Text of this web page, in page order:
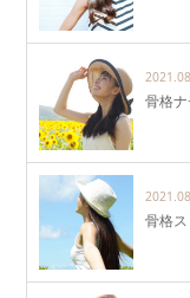
骨格
骨格